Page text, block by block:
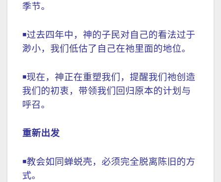
季节。
￭过去四年中，神的子民对自己的看法过于
渺小，我们低估了自己在祂里面的地位。
￭现在，神正在重塑我们，提醒我们祂创造
我们的初衷，带领我们回归原本的计划与
呼召。
重新出发
￭教会如同蝉蜕壳，必须完全脱离陈旧的方
式。